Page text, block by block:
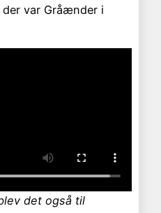
var Gråænder i
det også til